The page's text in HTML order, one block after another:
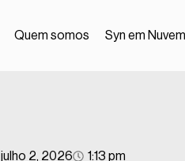
Quem somos Syn em Nuvem
julho 2, 2026 1:13 pm